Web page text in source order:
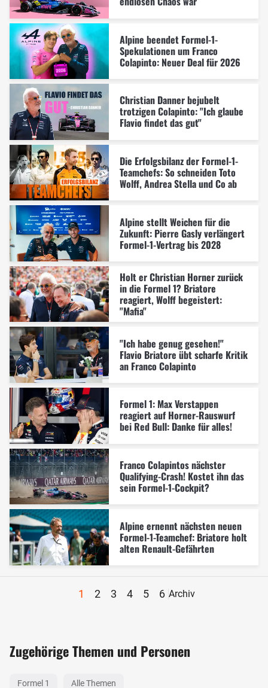
Alpine beendet Formel-1-
Spekulationen um Franco
Colapinto: Neuer Deal für 2026
Christian Danner bejubelt
trotzigen Colapinto: "Ich glaube
Flavio findet das gut"
Die Erfolgsbilanz der Formel-1-
Teamchefs: So schneiden Toto
Wolff, Andrea Stella und Co ab
Alpine stellt Weichen für die
Zukunft: Pierre Gasly verlängert
Formel-1-Vertrag bis 2028
Holt er Christian Horner zurück
in die Formel 1? Briatore
reagiert, Wolff begeistert:
"Mafia"
"Ich habe genug gesehen!"
Flavio Briatore übt scharfe Kritik
an Franco Colapinto
Formel 1: Max Verstappen
reagiert auf Horner-Rauswurf
bei Red Bull: Danke für alles!
Franco Colapintos nächster
Qualifying-Crash! Kostet ihn das
sein Formel-1-Cockpit?
Alpine ernennt nächsten neuen
Formel-1-Teamchef: Briatore holt
alten Renault-Gefährten
1 2 3 4 5 6 Archiv
Zugehörige Themen und Personen
Formel 1 Alle Themen